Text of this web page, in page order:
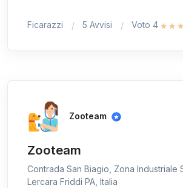
Ficarazzi 5 Avvisi Voto 4
Zooteam
Zooteam
Contrada San Biagio, Zona Industriale
Lercara Friddi PA, Italia